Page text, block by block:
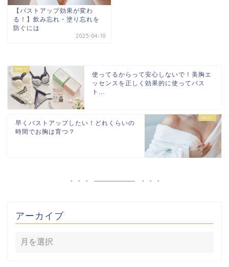
【バストアップ効果が変わ
る！】飲み忘れ・塗り忘れを
防ぐには
2025-04-10
使ってるからって安心しないで！美胸エ
ッセンスを正しく効果的に使ってバス
ト...
早くバストアップしたい！どれくらいの
時間でお胸は育つ？
アーカイブ